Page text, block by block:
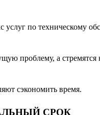
по техническому
проблему, а
сэкономить время.
СРОК